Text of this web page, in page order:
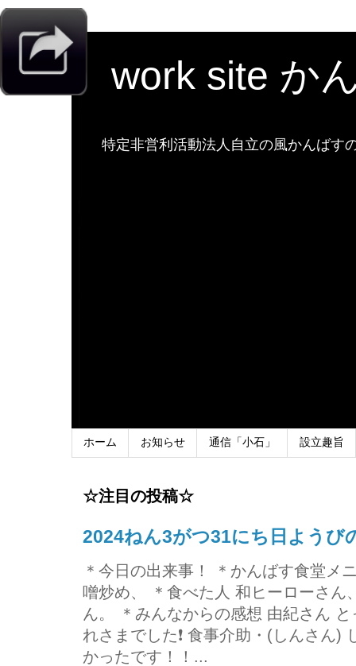
work site か
特定非営利活動法人自立の風かんばす
ホーム お知らせ 通信「小石」 設立趣旨
☆注目の投稿☆
2024ねん3がつ31にち日ようび
＊今日の出来事！ ＊かんばす食堂メ
噌炒め、 ＊食べた人 和ヒーローさん
ん。 ＊みんなからの感想 由紀さん
れさまでした❗ 食事介助・(しんさん)
かったです！！...